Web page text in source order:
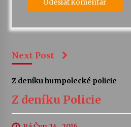
Next Post
Z deníku humpolecké policie
Z deníku Policie